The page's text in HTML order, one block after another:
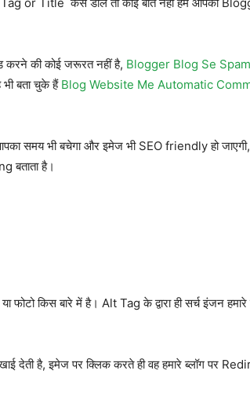
करने की कोई जरूरत नहीं है, Blogger Blog Se Spam
बता चुके हैं Blog Website Me Automatic
समय भी बचेगा और इमेज भी SEO friendly हो
बताता है।
किस बारे में है। Alt Tag के द्वारा ही सर्च इंजन हमारे
देती है, इमेज पर क्लिक करते ही वह हमारे ब्लॉग पर